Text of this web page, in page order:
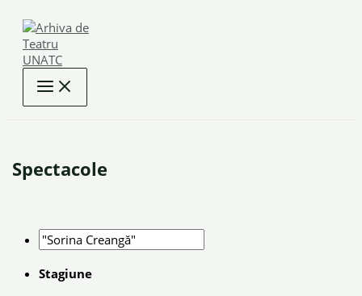
content
Spectacole
Stagiune